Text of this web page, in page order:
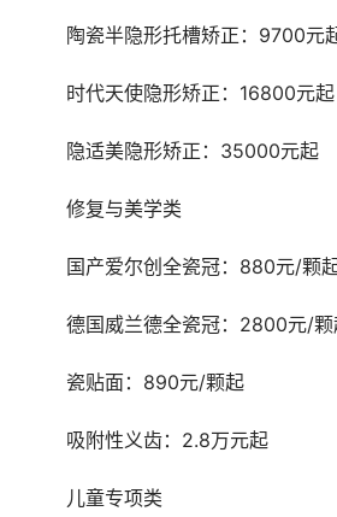
陶瓷半隐形托槽矫正：9700元
	时代天使隐形矫正：16800元起
	隐适美隐形矫正：35000元起
	修复与美学类
国产爱尔创全瓷冠：880元/颗
德国威兰德全瓷冠：2800元/
	瓷贴面：890元/颗起
	吸附性义齿：2.8万元起
	儿童专项类